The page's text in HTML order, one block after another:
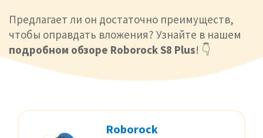
Предлагает ли он достаточно преимуществ,
чтобы оправдать вложения? Узнайте в нашем
подробном обзоре Roborock S8 Plus! 👇
Roborock